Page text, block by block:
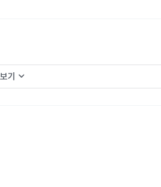
기 keyboard_arrow_down